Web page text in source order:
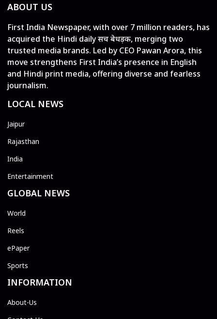
ABOUT US
First India Newspaper, with over 7 million readers, has
acquired the Hindi daily सच बेधड़क, merging two
trusted media brands. Led by CEO Pawan Arora, this
move strengthens First India’s presence in English
and Hindi print media, offering diverse and fearless
journalism.
LOCAL NEWS
Jaipur
Rajasthan
India
Entertainment
GLOBAL NEWS
World
Reels
ePaper
Sports
INFORMATION
About-Us